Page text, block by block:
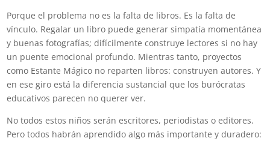
Porque el problema no es la falta de libros. Es la falta de
vínculo. Regalar un libro puede generar simpatía momentánea
y buenas fotografías; difícilmente construye lectores si no hay
un puente emocional profundo. Mientras tanto, proyectos
como Estante Mágico no reparten libros: construyen autores. Y
en ese giro está la diferencia sustancial que los burócratas
educativos parecen no querer ver.
No todos estos niños serán escritores, periodistas o editores.
Pero todos habrán aprendido algo más importante y duradero: